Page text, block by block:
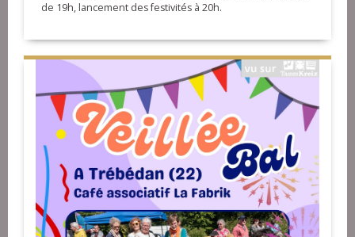
de 19h, lancement des festivités à 20h.